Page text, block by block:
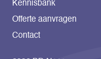
Kennisbank
Offerte aanvragen
Contact